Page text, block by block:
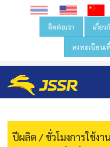
ติดต่อเรา เกี่ยว
ลงทะเบียน
ปีผลิต / ชั่วโมงการใช้งา